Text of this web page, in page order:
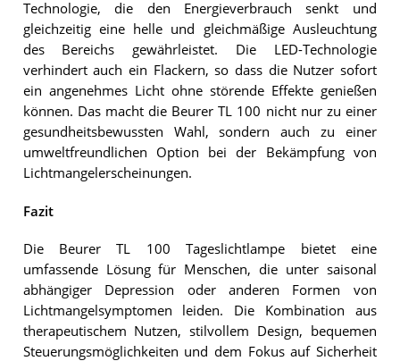
Technologie, die den Energieverbrauch senkt und
gleichzeitig eine helle und gleichmäßige Ausleuchtung
des Bereichs gewährleistet. Die LED-Technologie
verhindert auch ein Flackern, so dass die Nutzer sofort
ein angenehmes Licht ohne störende Effekte genießen
können. Das macht die Beurer TL 100 nicht nur zu einer
gesundheitsbewussten Wahl, sondern auch zu einer
umweltfreundlichen Option bei der Bekämpfung von
Lichtmangelerscheinungen.
Fazit
Die Beurer TL 100 Tageslichtlampe bietet eine
umfassende Lösung für Menschen, die unter saisonal
abhängiger Depression oder anderen Formen von
Lichtmangelsymptomen leiden. Die Kombination aus
therapeutischem Nutzen, stilvollem Design, bequemen
Steuerungsmöglichkeiten und dem Fokus auf Sicherheit